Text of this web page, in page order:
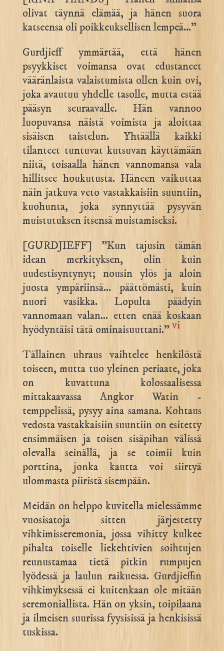
olivat täynnä elämää, ja hänen suora
katseensa oli poikkeuksellisen lempeä…”
Gurdjieff ymmärtää, että hänen
psyykkiset voimansa ovat edustaneet
vääränlaista valaistumista ollen kuin ovi,
joka avautuu yhdelle tasolle, mutta estää
pääsyn seuraavalle. Hän vannoo
luopuvansa näistä voimista ja aloittaa
sisäisen taistelun. Yhtäällä kaikki
tilanteet tuntuvat kutsuvan käyttämään
niitä, toisaalla hänen vannomansa vala
hillitsee houkutusta. Häneen vaikuttaa
näin jatkuva veto vastakkaisiin suuntiin,
kuohunta, joka synnyttää pysyvän
muistutuksen itsensä muistamiseksi.
[GURDJIEFF] ”Kun tajusin tämän
idean merkityksen, olin kuin
uudestisyntynyt; nousin ylös ja aloin
juosta ympäriinsä… päättömästi, kuin
nuori vasikka. Lopulta päädyin
vannomaan valan… etten enää koskaan
hyödyntäisi tätä ominaisuuttani.”vi
Tällainen uhraus vaihtelee henkilöstä
toiseen, mutta tuo yleinen periaate, joka
on kuvattuna kolossaalisessa
mittakaavassa Angkor Watin -
temppelissä, pysyy aina samana. Kohtaus
vedosta vastakkaisiin suuntiin on esitetty
ensimmäisen ja toisen sisäpihan välissä
olevalla seinällä, ja se toimii kuin
porttina, jonka kautta voi siirtyä
ulommasta piiristä sisempään.
Meidän on helppo kuvitella mielessämme
vuosisatoja sitten järjestetty
vihkimisseremonia, jossa vihitty kulkee
pihalta toiselle liekehtivien soihtujen
reunustamaa tietä pitkin rumpujen
lyödessä ja laulun raikuessa. Gurdjieffin
vihkimyksessä ei kuitenkaan ole mitään
seremoniallista. Hän on yksin, toipilaana
ja ilmeisen suurissa fyysisissä ja henkisissä
tuskissa.